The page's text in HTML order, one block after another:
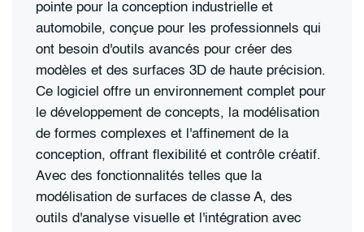
pointe pour la conception industrielle et
automobile, conçue pour les professionnels qui
ont besoin d'outils avancés pour créer des
modèles et des surfaces 3D de haute précision.
Ce logiciel offre un environnement complet pour
le développement de concepts, la modélisation
de formes complexes et l'affinement de la
conception, offrant flexibilité et contrôle créatif.
Avec des fonctionnalités telles que la
modélisation de surfaces de classe A, des
outils d'analyse visuelle et l'intégration avec